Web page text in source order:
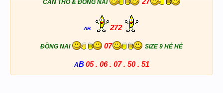
CẦN THÔ & ĐỒNG NAI
AB 272
ĐỒNG NAI 07 SIZE 9 HÉ HÉ
AB 05 . 06 . 07 . 50 . 51